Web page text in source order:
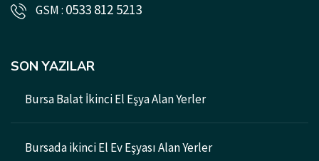
GSM : 0533 812 5213
SON YAZILAR
Bursa Balat İkinci El Eşya Alan Yerler
Bursada ikinci El Ev Eşyası Alan Yerler